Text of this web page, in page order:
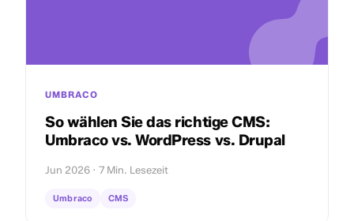
UMBRACO
So wählen Sie das richtige CMS:
Umbraco vs. WordPress vs. Drupal
Jun 2026 · 7 Min. Lesezeit
Umbraco CMS